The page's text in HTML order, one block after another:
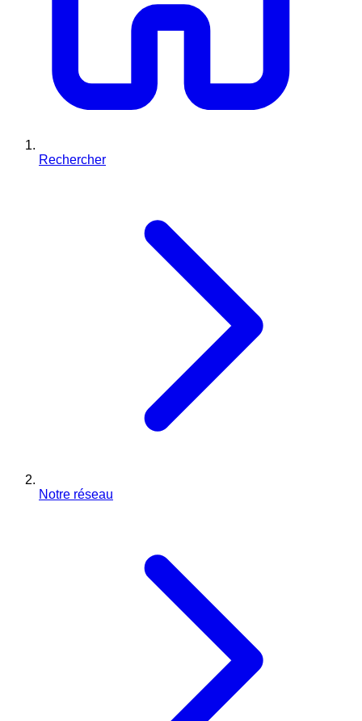
Rechercher
Notre réseau